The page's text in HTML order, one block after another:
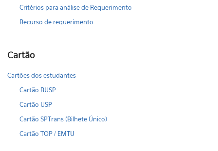
Critérios para análise de Requerimento
Recurso de requerimento
Cartão
Cartões dos estudantes
Cartão BUSP
Cartão USP
Cartão SPTrans (Bilhete Único)
Cartão TOP / EMTU